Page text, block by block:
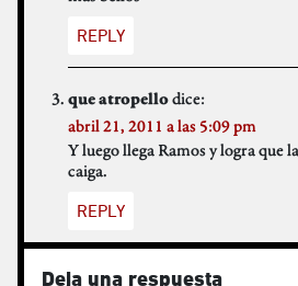
REPLY
que atropellodice:
abril 21, 2011 a las 5:09 pm
Y luego llega Ramos y logra que
caiga.
REPLY
Deja una respuesta